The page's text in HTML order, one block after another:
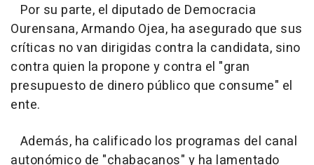
Por su parte, el diputado de Democracia
Ourensana, Armando Ojea, ha asegurado que sus
críticas no van dirigidas contra la candidata, sino
contra quien la propone y contra el "gran
presupuesto de dinero público que consume" el
ente.
Además, ha calificado los programas del canal
autonómico de "chabacanos" y ha lamentado